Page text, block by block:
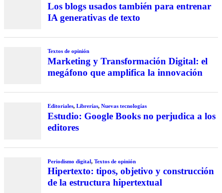
Los blogs usados también para entrenar
IA generativas de texto
Textos de opinión
Marketing y Transformación Digital: el
megáfono que amplifica la innovación
Editoriales, Librerías, Nuevas tecnologías
Estudio: Google Books no perjudica a los
editores
Periodismo digital, Textos de opinión
Hipertexto: tipos, objetivo y construcción
de la estructura hipertextual